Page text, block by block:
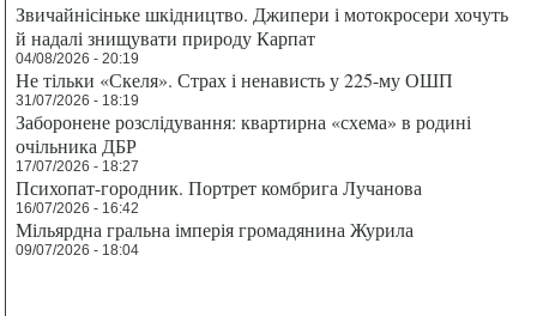
Звичайнісіньке шкідництво. Джипери і мотокросери хочуть
й надалі знищувати природу Карпат
04/08/2026 - 20:19
Не тільки «Скеля». Страх і ненависть у 225-му ОШП
31/07/2026 - 18:19
Заборонене розслідування: квартирна «схема» в родині
очільника ДБР
17/07/2026 - 18:27
Психопат-городник. Портрет комбрига Лучанова
16/07/2026 - 16:42
Мільярдна гральна імперія громадянина Журила
09/07/2026 - 18:04